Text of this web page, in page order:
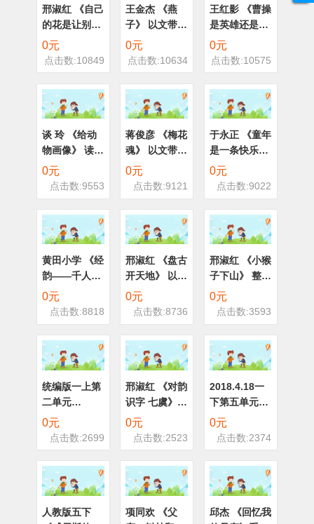
邢淑红 《自己
的花是让别人
看的》 以文带
文 五下
0元
点击数:10849
王金杰 《燕
子》 以文带文
三下
0元
点击数:10634
王红影 《曹操
是英雄还是奸
雄？——四品
三国 》 分享
展示 五下
0元
点击数:10575
谈 玲 《给动
物画像》 读写
0元
点击数:9553
蒋俊彦 《梅花
魂》 以文带文
五上
0元
点击数:9121
于永正 《童年
是一条快乐的
河》 群文阅读
三下
0元
点击数:9022
黄田小学 《经
韵——千人主
题诗会》 分享
展示
0元
点击数:8818
邢淑红 《盘古
开天地》 以文
0元
点击数:8736
邢淑红 《小猴
子下山》 整体
0元
点击数:3593
统编版一上第
二单元
《bpmf》第
一课时 以文带
文课型 邢淑红
0元
点击数:2699
邢淑红 《对韵
识字 七虞》
0元
点击数:2523
2018.4.18一
下第五单元
《动物儿歌》
整体识字课型
公开课 邢淑红
0元
点击数:2374
人教版五下
项同欢 《父
邱杰 《回忆我